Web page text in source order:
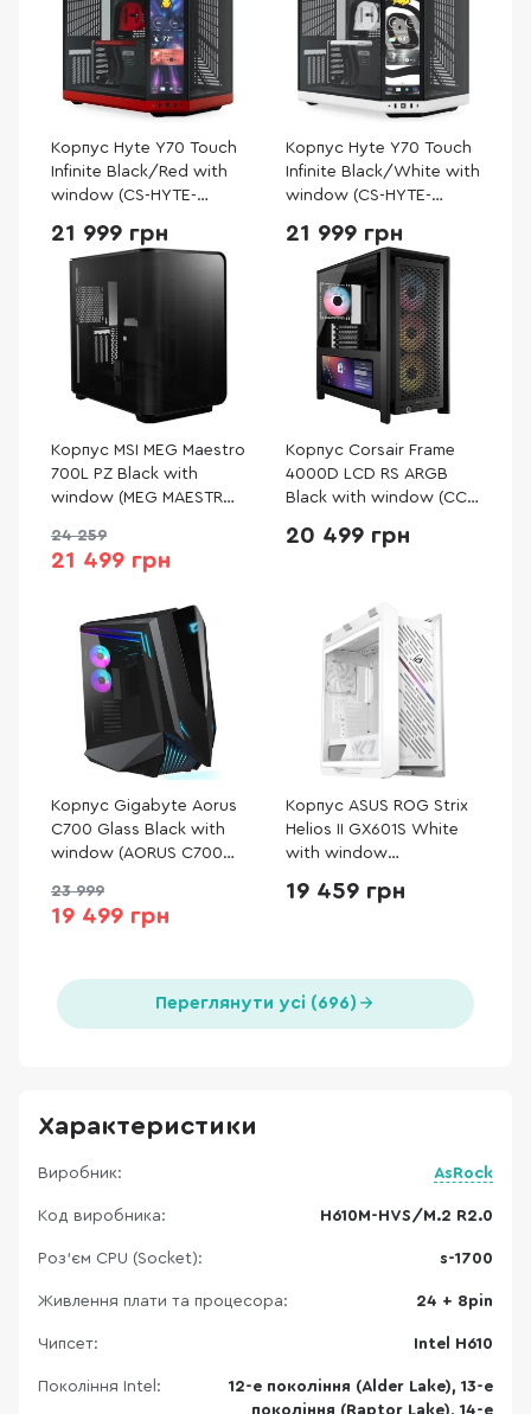
Корпус Hyte Y70 Touch
Infinite Black/Red with
window (CS-HYTE-
21 999 грн
Корпус Hyte Y70 Touch
Infinite Black/White with
window (CS-HYTE-
21 999 грн
Корпус MSI MEG Maestro
700L PZ Black with
window (MEG MAESTRO
24 259
21 499 грн
Корпус Corsair Frame
4000D LCD RS ARGB
Black with window (CC-
20 499 грн
Корпус Gigabyte Aorus
C700 Glass Black with
window (AORUS C700
23 999
19 499 грн
Корпус ASUS ROG Strix
Helios II GX601S White
with window
19 459 грн
Переглянути усі (696)
Характеристики
Виробник: AsRock
Код виробника: H610M-HVS/M.2 R2.0
Роз'єм CPU (Socket): s-1700
Живлення плати та процесора: 24 + 8pin
Чипсет: Intel H610
Покоління Intel:
12-е покоління (Alder Lake), 13-е
покоління (Raptor Lake), 14-е